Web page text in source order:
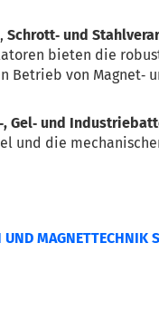
, Schrott‑ und
bieten die
Betrieb von Magnet‑
Gel‑ und
und die
UND MAGNETTECHNIK